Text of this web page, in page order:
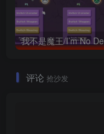
评论 抢沙发